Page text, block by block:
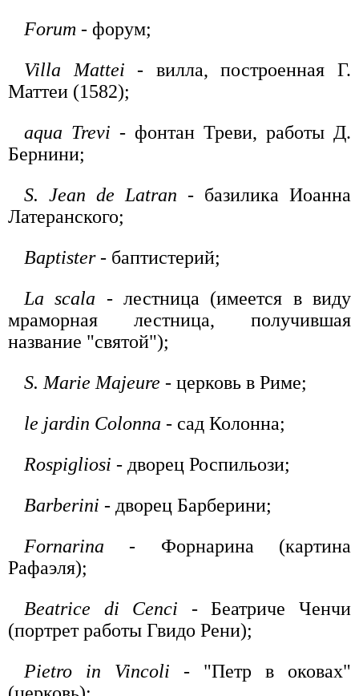
Forum - форум;
Villa Mattei - вилла, построенная Г.
Маттеи (1582);
aqua Trevi - фонтан Треви, работы Д.
Бернини;
S. Jean de Latran - базилика Иоанна
Латеранского;
Baptister- баптистерий;
La scala - лестница (имеется в виду
мраморная лестница, получившая
название "святой");
S. Marie Majeure - церковь в Риме;
le jardin Colonna - сад Колонна;
Rospigliosi - дворец Роспильози;
Barberini - дворец Барберини;
Fornarina - Форнарина (картина
Рафаэля);
Beatrice di Cenci - Беатриче Ченчи
(портрет работы Гвидо Рени);
Pietro in Vincoli - "Петр в оковах"